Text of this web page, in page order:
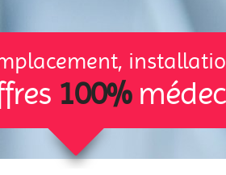
100%